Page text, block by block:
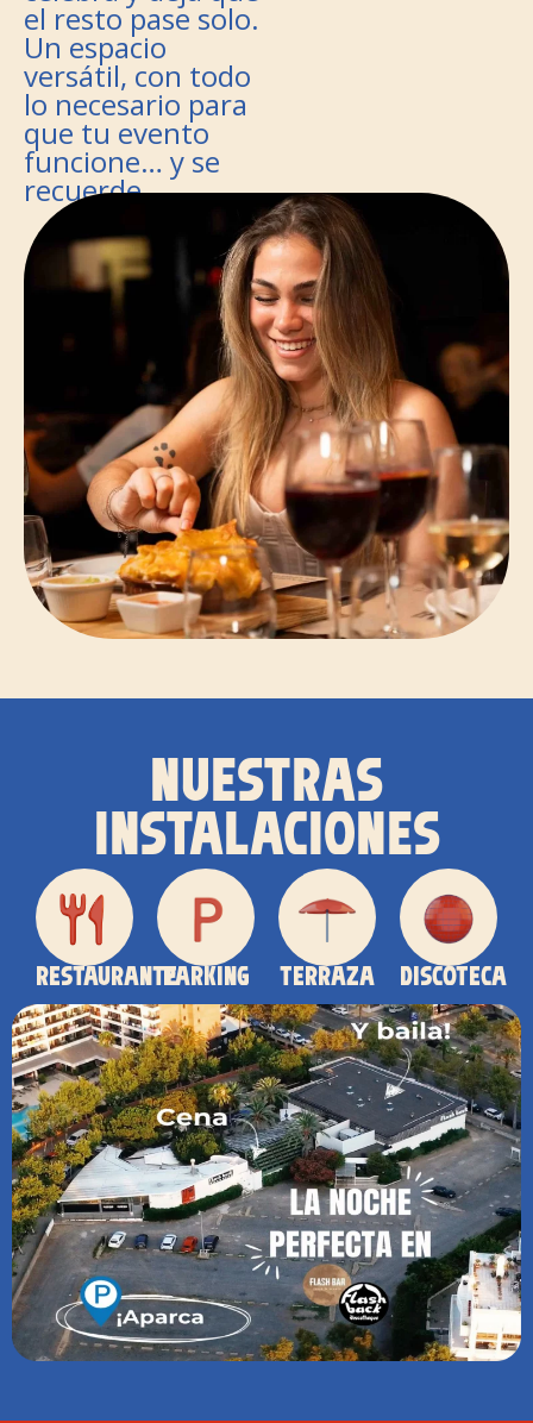
el resto pase solo.
Un espacio
versátil, con todo
lo necesario para
que tu evento
funcione… y se
recuerde.
NUESTRAS
INSTALACIONES
RESTAURANTEPARKING TERRAZA DISCOTECA